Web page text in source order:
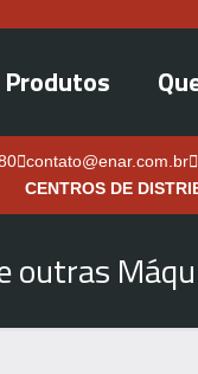
Produtos
contato@enar.com.br
CENTROS DE
outras